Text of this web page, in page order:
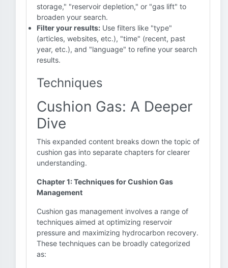
storage," "reservoir depletion," or "gas lift" to
broaden your search.
Filter your results: Use filters like "type"
(articles, websites, etc.), "time" (recent, past
year, etc.), and "language" to refine your search
results.
Techniques
Cushion Gas: A Deeper
Dive
This expanded content breaks down the topic of
cushion gas into separate chapters for clearer
understanding.
Chapter 1: Techniques for Cushion Gas
Management
Cushion gas management involves a range of
techniques aimed at optimizing reservoir
pressure and maximizing hydrocarbon recovery.
These techniques can be broadly categorized
as: